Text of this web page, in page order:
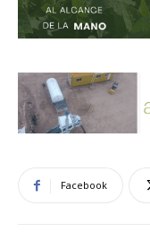
Facebook